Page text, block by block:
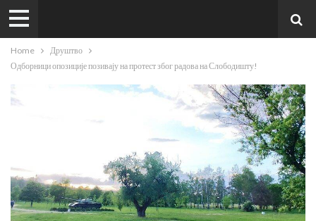
Home
Друштво
Одборници опозиције позивају на протест због радова на Слободишту!